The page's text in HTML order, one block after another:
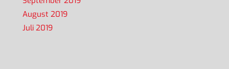
August 2019
Juli 2019